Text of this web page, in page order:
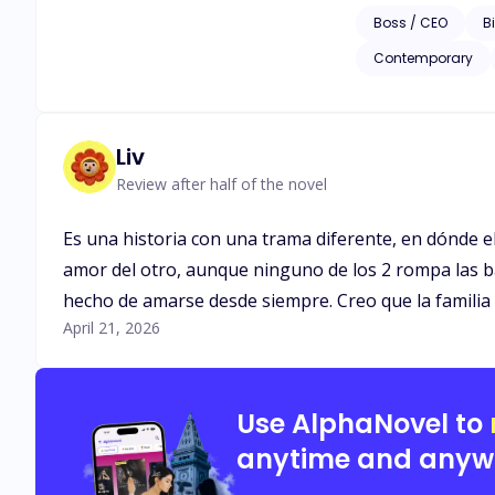
número dieciocho. ¿Podría haber algo más vergonzoso que eso? Pues si… Las risas y las burlas que siguieron a esa triste y devastadora escena,
plan hubiera sido
sea la caso. Y sé
aquella joven
Boss / CEO
Contemporary
Liv
Review after half of the novel
Es una historia con una trama diferente, en dónde
amor del otro, aunque ninguno de los 2 rompa las
hecho de amarse desde siempre. Creo que la
April 21, 2026
Use AlphaNovel to
anytime and